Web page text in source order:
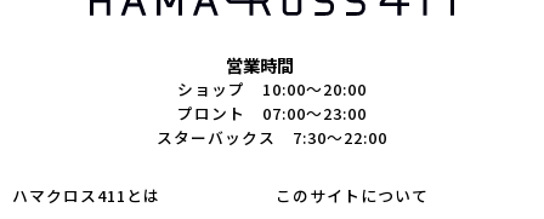
営業時間
ショップ 10:00～20:00
プロント 07:00～23:00
スターバックス 7:30～22:00
ハマクロス411とは
このサイトについて